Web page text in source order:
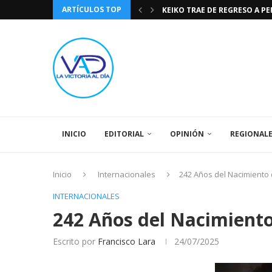
ARTÍCULOS TOP
KEIKO TRAE DE REGRESO A
INICIO EDITORIAL OPINIÓN
Inicio Internacionales
242 Años del Nacimiento
INTERNACIONALES
242 Años del
Escrito por Francisco Lara 24/07/2025